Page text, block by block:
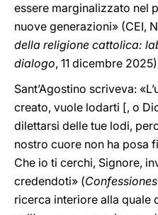
essere marginalizzato nel
nuove generazioni» (CEI,
della religione cattolica:
dialogo, 11 dicembre
Sant’Agostino scriveva:
creato, vuole lodarti [, o
dilettarsi delle tue lodi,
nostro cuore non ha posa
Che io ti cerchi, Signore,
credendoti» (Confessiones
ricerca interiore alla quale